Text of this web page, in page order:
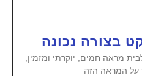
בצורה נכונה
מראה חמים, יוקרתי ומזמין,
על המראה הזה